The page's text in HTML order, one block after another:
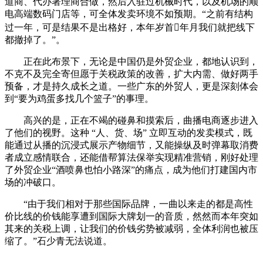
电高端数码门店等，可全体发卖环境不如预期。“之前有结构
过一年，可是结果不是出格好，本年岁首年月我们就把线下
都撤掉了。”。
正在此布景下，无论是中国仍是外贸企业，都地认识到，
不克不及完全寄但愿于关税政策的改善，扩大内需、做好两手
预备，才是持久成长之道。一些广东的外贸人，更是深刻体会
到“要为鸡蛋多找几个篮子”的事理。
高兴的是，正在不竭的碰鼻和摸索后，曲播电商逐步进入
了他们的视野。这种 “人、货、场” 立即互动的发卖模式，既
能通过从播的沉浸式展示产物细节，又能操纵及时弹幕取消费
者成立感情联合，还能借帮算法保举实现精准营销，刚好处理
了外贸企业“酒喷鼻也怕小路深”的痛点，成为他们打建国内市
场的冲破口。
“由于我们相对于那些国际品牌，一曲以来走的都是高性
价比线的价钱能享遭到国际大牌划一的音质，然然而本年突如
其来的关税上调，让我们的价钱劣势被减弱，全体利润也被压
缩了。”石少青无法说道。